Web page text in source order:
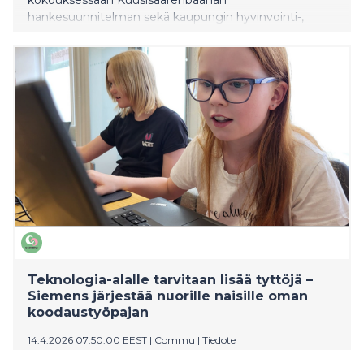
hankesuunnitelman sekä kaupungin hyvinvointi-,
vuosille 2026–2029.
Teknologia-alalle tarvitaan lisää tyttöjä –
Siemens järjestää nuorille naisille oman
koodaustyöpajan
14.4.2026 07:50:00 EEST | Commu | Tiedote